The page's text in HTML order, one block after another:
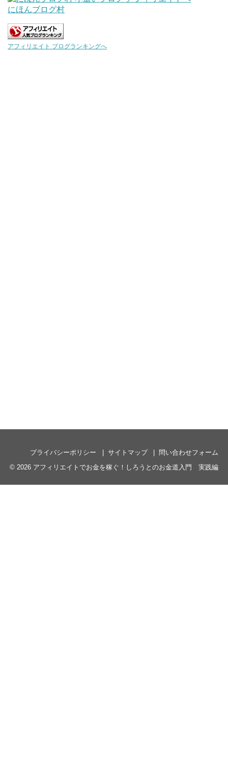
にほんブログ村
アフィリエイト ブログランキングへ
プライバシーポリシー サイトマップ
問い合わせフォーム
© 2026 アフィリエイトでお金を稼ぐ！しろうとのお金道入門 実践編